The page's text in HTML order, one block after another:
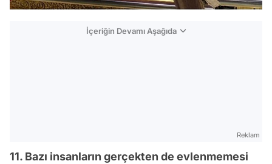
İçeriğin Devamı Aşağıda
Reklam
11. Bazı insanların gerçekten de evlenmemesi